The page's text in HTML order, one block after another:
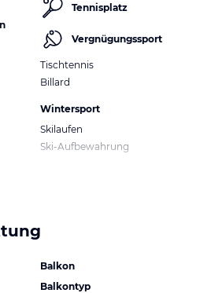
Tennisplatz
Vergnügungssport
Tischtennis
Billard
Wintersport
Skilaufen
Ski-Aufbewahrung
Balkon
Balkontyp